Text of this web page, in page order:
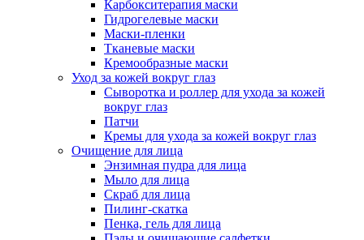
Карбокситерапия маски
Гидрогелевые маски
Маски-пленки
Тканевые маски
Кремообразные маски
Уход за кожей вокруг глаз
Сыворотка и роллер для ухода за кожей
вокруг глаз
Патчи
Кремы для ухода за кожей вокруг глаз
Очищение для лица
Энзимная пудра для лица
Мыло для лица
Скраб для лица
Пилинг-скатка
Пенка, гель для лица